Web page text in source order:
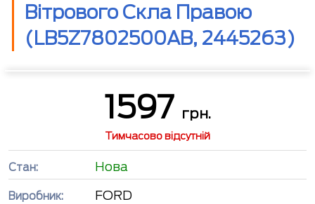
Вітрового Скла Правою
(LB5Z7802500AB, 2445263)
1597 грн.
Тимчасово відсутній
Стан: Нова
Виробник: FORD